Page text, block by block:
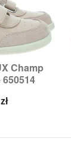
Champ
24,25